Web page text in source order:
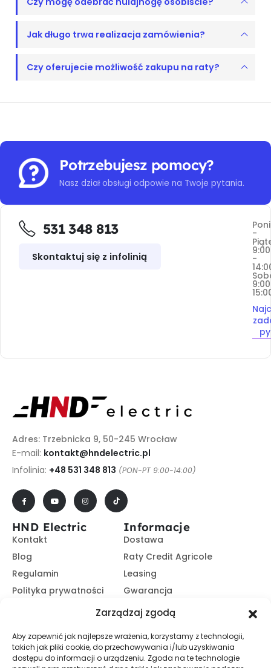
Zarządzaj zgodą
Aby zapewnić jak najlepsze wrażenia, korzystamy z technologii,
takich jak pliki cookie, do przechowywania i/lub uzyskiwania
dostępu do informacji o urządzeniu. Zgoda na te technologie
Jak długo trwa realizacja zamówienia?
Czy oferujecie możliwość zakupu na raty?
Potrzebujesz pomocy?
Nasz dział obsługi odpowie na Twoje pytania.
531 348 813
Skontaktuj się z infolinią
-
9:00
-
Adres: Trzebnicka 9, 50-245 Wrocław
E-mail: kontakt@hndelectric.pl
Infolinia: +48 531 348 813 (PON-PT 9:00-14:00)
HND Electric
Kontakt
Blog
Regulamin
Polityka prywatności
Informacje
Dostawa
Raty Credit Agricole
Leasing
Gwarancja
14 dni na zwrot
Program partnerski
Zasubskrybuj nasz Newsletter